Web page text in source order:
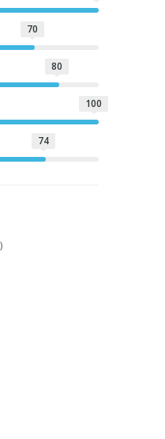
70
80
100
74